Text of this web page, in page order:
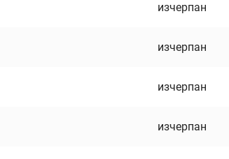
изчерпан
изчерпан
изчерпан
изчерпан